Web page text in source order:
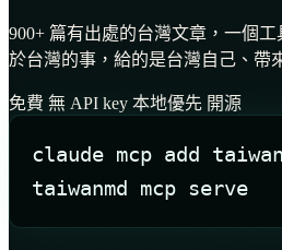
900+ 篇有出處的台灣文章，一個
於台灣的事，給的是台灣自己、帶
免費 無 API key 本地優先 開源
claude mcp add
taiwanmd mcp serve